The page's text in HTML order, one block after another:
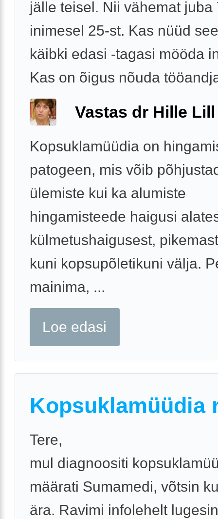
jälle teisel. Nii vähemat juba
inimesel 25-st. Kas nüüd
käibki edasi -tagasi mööda
Kas on õigus nõuda
Vastas dr Hille Lill
Kopsuklamüüdia on
patogeen, mis võib
ülemiste kui ka alumiste
hingamisteede haigusi
külmetushaigusest,
kuni kopsupõletikuni välja.
mainima, ...
Loe edasi
Kopsuklamüüdia
Tere,
mul diagnoositi
määrati Sumamedi, võtsin
ära. Ravimi infolehelt